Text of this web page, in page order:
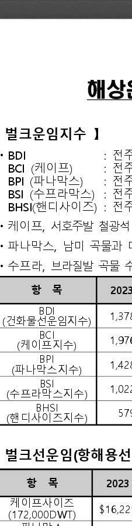
해상
벌크운임지수 】
ᆞ BDI : 전
BCI (케이프) : 전
BPI (파나막스) : 전
BSI (수프라막스) : 전
BHSI(핸디사이즈) : 전
ᆞ케이프
서호주발 철광석
ᆞ파나막스
남미 곡물과
ᆞ수프라
브라질발 곡물
항 목 2023
BDI
(건화물선운임지수)
BCI
(케이프지수)
BPI
(파나막스지수)
BSI
(수프라막스지수)
BHSI
(핸디사이즈지수)
벌크선운임(항해용선
항 목 2023
케이프사이즈
(172,000DWT)